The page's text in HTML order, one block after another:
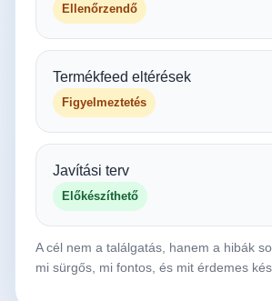
Ellenőrzendő
Termékfeed eltérések
Figyelmeztetés
Javítási terv
Előkészíthető
A cél nem a találgatás, hanem a hibák
mi sürgős, mi fontos, és mit érdemes